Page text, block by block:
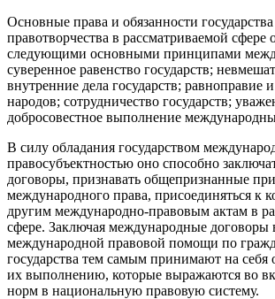
Основные права и обязанности государства
правотворчества в рассматриваемой сфере
следующими основными принципами
суверенное равенство государств;
внутренние дела государств; равноправие
народов; сотрудничество государств;
добросовестное выполнение
В силу обладания государством
правосубъектностью оно способно
договоры, признавать общепризнанные
международного права, присоединяться к
другим международно-правовым актам в
сфере. Заключая международные договоры
международной правовой помощи по
государства тем самым принимают на себя
их выполнению, которые выражаются во
норм в национальную правовую систему.